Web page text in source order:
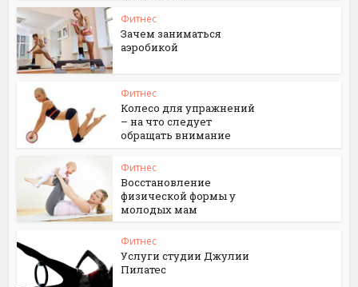
Фитнес
Зачем заниматься
аэробикой
Фитнес
Колесо для упражнений
– на что следует
обращать внимание
Фитнес
Восстановление
физической формы у
молодых мам
Фитнес
Услуги студии Джулии
Пилатес